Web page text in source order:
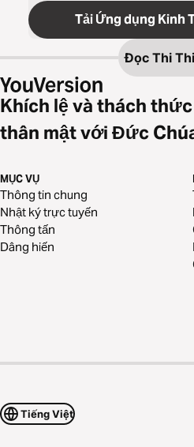
Tải Ứng dụng Kinh
Đọc Thi
Khích lệ và thách
thân mật với Đức
MỤC VỤ
Thông tin chung
Nhật ký trực tuyến
Thông tấn
Dâng hiến
Tiếng Việt